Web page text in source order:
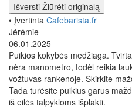
Išversti Žiūrėti originalą
• Įvertinta Cafebarista.fr
Jérémie
06.01.2025
Puikios kokybės medžiaga.
nėra manometro, todėl reikia
vožtuvas rankenoje. Skirkite
Tada turėsite puikius garus
iš eilės talpykloms išplakti.